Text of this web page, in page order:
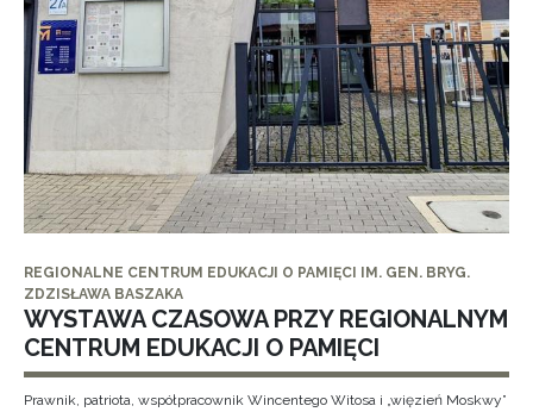
REGIONALNE CENTRUM EDUKACJI O PAMIĘCI IM. GEN. BRYG.
ZDZISŁAWA BASZAKA
WYSTAWA CZASOWA PRZY REGIONALNYM
CENTRUM EDUKACJI O PAMIĘCI
Prawnik, patriota, współpracownik Wincentego Witosa i „więzień Moskwy”